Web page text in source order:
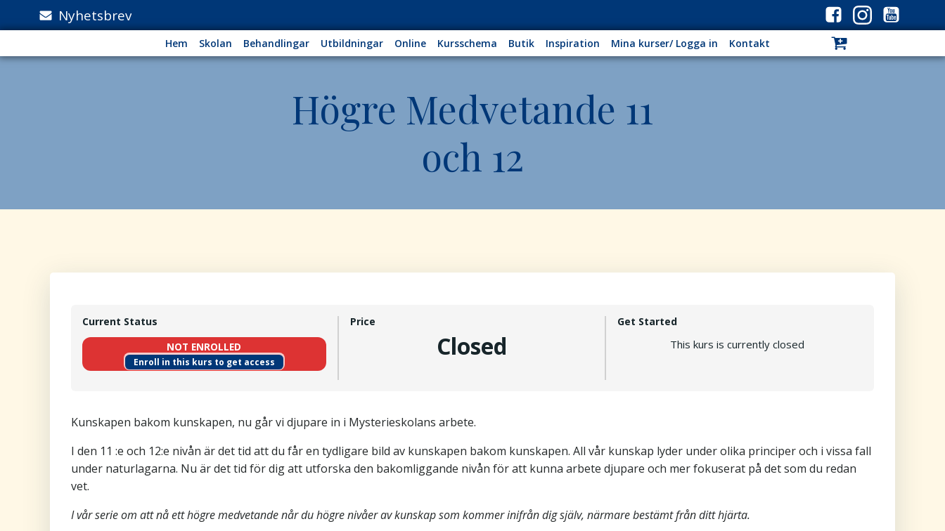
to
Nyhetsbrev
Hem Skolan Behandlingar Utbildningar Online Kursschema Butik Inspiration Mina kurser/ Logga in Kontakt
Högre Medvetande 11
och 12
Current Status
NOT ENROLLED
Enroll in this kurs to get access
Price
Closed
Get Started
This kurs is currently closed
Kunskapen bakom kunskapen, nu går vi djupare in i Mysterieskolans arbete.
I den 11 :e och 12:e nivån är det tid att du får en tydligare bild av kunskapen bakom kunskapen. All vår kunskap lyder under olika principer och i vissa fall
under naturlagarna. Nu är det tid för dig att utforska den bakomliggande nivån för att kunna arbete djupare och mer fokuserat på det som du redan
vet.
I vår serie om att nå ett högre medvetande når du högre nivåer av kunskap som kommer inifrån dig själv, närmare bestämt från ditt hjärta.